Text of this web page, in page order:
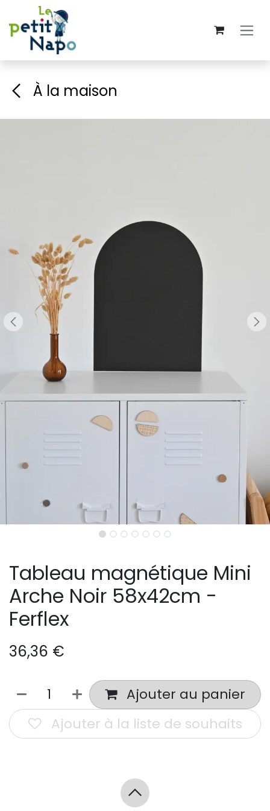
Se rendre au contenu
À la maison
Tableau magnétique Mini
Arche Noir 58x42cm -
Ferflex
36,36 €
Ajouter au panier
Ajouter à la liste de souhaits